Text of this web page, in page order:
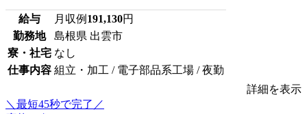
給与 月収例 191,130円
勤務地
島根県 出雲市
寮・社宅 なし
仕事内容 組立・加工 / 電子部品系工場 / 夜勤
詳細を表示
＼最短45秒で完了／